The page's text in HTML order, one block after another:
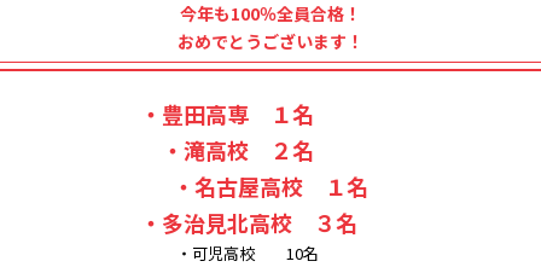
今年も100％全員合格！
おめでとうございます！
・豊田高専 １名
・滝高校 ２名
・名古屋高校 １名
・多治見北高校 ３名
・可児高校 10名